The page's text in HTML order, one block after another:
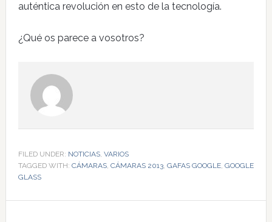
auténtica revolución en esto de la tecnología.
¿Qué os parece a vosotros?
FILED UNDER: NOTICIAS, VARIOS
TAGGED WITH: CÁMARAS, CÁMARAS 2013, GAFAS GOOGLE, GOOGLE
GLASS